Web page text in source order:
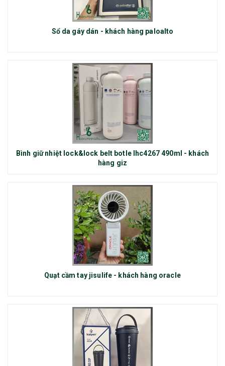
Sổ da gáy dán - khách hàng paloalto
Bình giữ nhiệt lock&lock belt botle lhc4267 490ml - khách
hàng giz
Quạt cầm tay jisulife - khách hàng oracle